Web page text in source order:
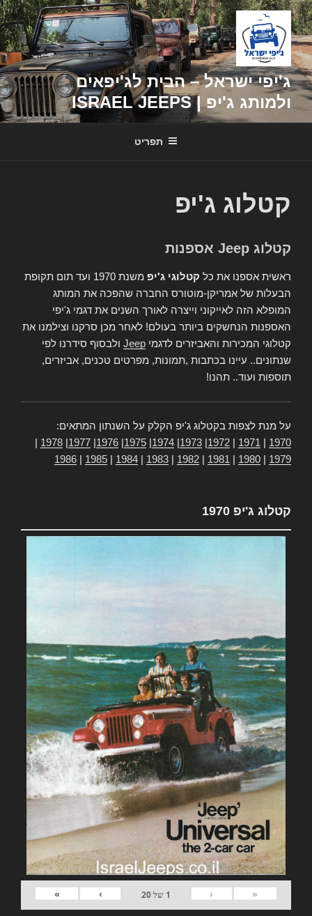
דילוג
לתוכן
ג'יפי ישראל – הבית לג'יפאים
ולמותג ג'יפ | ISRAEL JEEPS
תפריט
קטלוג ג'יפ
קטלוג Jeep אספנות
ראשית אספנו את כל קטלוגי ג'יפ
משנת 1970 ועד תום תקופת
הבעלות של אמריקן-מוטורס החברה שהפכה את המותג
המופלא הזה לאייקוני וייצרה לאורך השנים את דגמי ג'יפי
האספנות הנחשקים ביותר בעולם! לאחר מכן סרקנו וצילמנו את
קטלוגי המכירות והאביזרים לדגמי Jeep ולבסוף סידרנו לפי
שנתונים.. עיינו בכתבות ,תמונות, מפרטים טכנים, אביזרים,
תוספות ועוד.. תהנו!
על מנת לצפות בקטלוג ג'יפ הקלק על השנתון המתאים:
1970
1971
1972
1973
1974
1975
1976
1977
1978
1979
1980
1981
1982
1983
1984
1985
1986
קטלוג ג'יפ 1970
«
‹
1 של20
›
»